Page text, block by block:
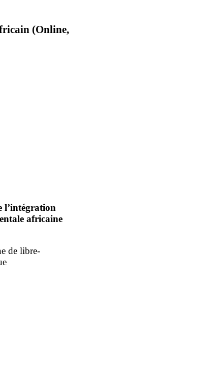
(Online,
l’intégration
africaine
de libre-